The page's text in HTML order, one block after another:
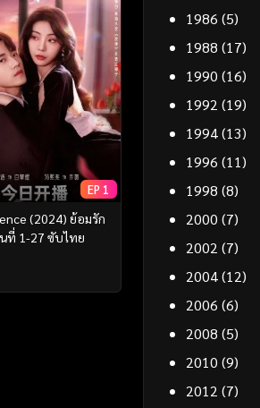
EP 1
(2024) ย้อมรัก
ที่ 1-27 ซับไทย
1986 (5)
1988 (17)
1990 (16)
1992 (19)
1994(13)
1996 (11)
1998 (8)
2000 (7)
2002 (7)
2004(12)
2006 (6)
2008 (5)
2010 (9)
2012 (7)